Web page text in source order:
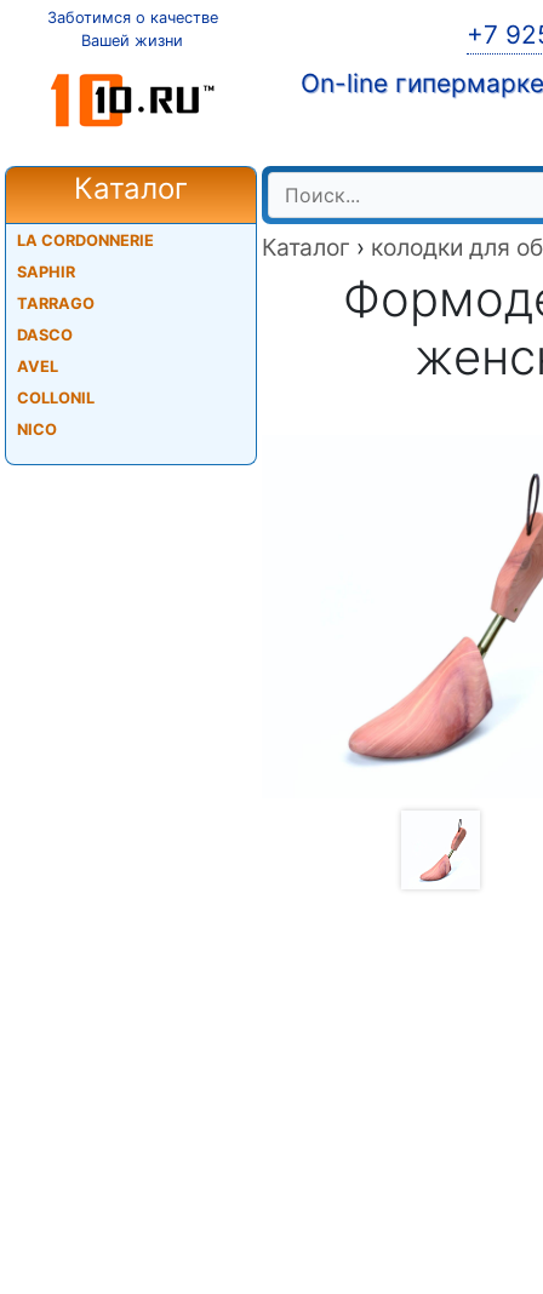
Заботимся о качестве
Вашей жизни
+7
On-line
Каталог
LA CORDONNERIE
SAPHIR
TARRAGO
DASCO
AVEL
COLLONIL
NICO
Каталог › колодки для